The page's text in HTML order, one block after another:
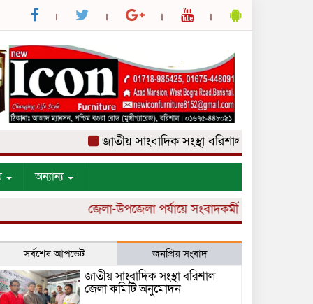
জাতীয় সাংবাদিক সংস্থা বরিশাল জেলা কমিটি
অন্যান্য
জেলা-উপজেলা পর্যায়ে সংবাদকর্মী নিয়োগ চলছে।
সর্বশেষ আপডেট জনপ্রিয় সংবাদ
জাতীয় সাংবাদিক সংস্থা বরিশাল
জেলা কমিটি অনুমোদন